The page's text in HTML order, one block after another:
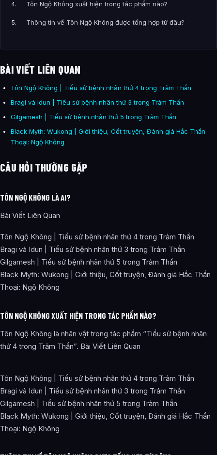
Tôn Ngộ Không xuất hiện trong tác phẩm nào?
Thông tin về Tôn Ngộ Không được tổng hợp từ đâu?
BÀI VIẾT LIÊN QUAN
Tôn Ngộ Không | Tiểu sử bệnh nhân thứ 4 trong Trảm Thần
Bragi và Idun | Tiểu sử bệnh nhân thứ 3 trong Trảm Thần
Gilgamesh | Tiểu sử bệnh nhân thứ 5 trong Trảm Thần
Black Myth: Wukong | Giới thiệu, Cốt truyện, Đánh giá Hắc Thần
Thoại: Ngộ Không
CÂU HỎI THƯỜNG GẶP
TÔN NGỘ KHÔNG LÀ AI?
Bài Viết Liên Quan
Tôn Ngộ Không | Tiểu sử bệnh nhân thứ 4 trong Trảm Thần
Bragi và Idun | Tiểu sử bệnh nhân thứ 3 trong Trảm Thần
Gilgamesh | Tiểu sử bệnh nhân thứ 5 trong Trảm Thần
Black Myth: Wukong | Giới thiệu, Cốt truyện, Đánh giá Hắc Thần
Thoại: Ngộ Không
TÔN NGỘ KHÔNG XUẤT HIỆN TRONG TÁC PHẨM NÀO?
Tôn Ngộ Không là nhân vật trong tác phẩm “Tiểu sử bệnh nhân
thứ 4 trong Trảm Thần”. Bài Viết Liên Quan
Tôn Ngộ Không | Tiểu sử bệnh nhân thứ 4 trong Trảm Thần
Bragi và Idun | Tiểu sử bệnh nhân thứ 3 trong Trảm Thần
Gilgamesh | Tiểu sử bệnh nhân thứ 5 trong Trảm Thần
Black Myth: Wukong | Giới thiệu, Cốt truyện, Đánh giá Hắc Thần
Thoại: Ngộ Không